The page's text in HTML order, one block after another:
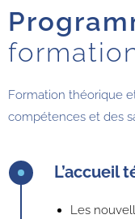
Formation théorique
compétences et des
L’accueil
Les